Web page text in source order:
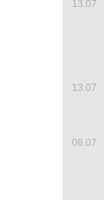
13.07
13.07
08.07